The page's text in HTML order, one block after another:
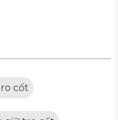
cốt